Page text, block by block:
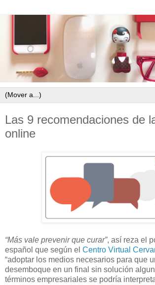
Las 9 recomendaciones de
online
“Más vale prevenir que curar”, así reza el
español que según el Centro Virtual
“adoptar los medios necesarios para que
desemboque en un final sin solución
términos empresariales se podría